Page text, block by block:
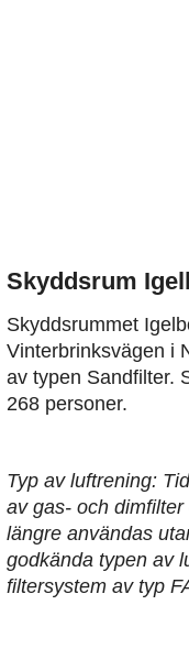
Skyddsrum
Skyddsrummet
Vinterbrinksvägen i
av typen Sandfilter.
268 personer.
Typ av luftrening:
av gas- och
längre användas
godkända typen av
filtersystem av typ